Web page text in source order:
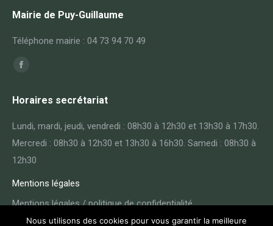
Mairie de Puy-Guillaume
Téléphone mairie : 04 73 94 70 49
Trouvez nous sur :
Facebook
opens
Horaires secrétariat
Lundi, mardi, jeudi, vendredi : 08h30 à 12h30 et 13h30 à 17h30.
Mercredi : 08h30 à 12h30 et 13h30 à 16h30. Samedi : 08h30 à
12h30
Mentions légales
Mentions légales / politique de confidentialité
Nous utilisons des cookies pour vous garantir la meilleure